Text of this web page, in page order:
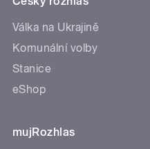
Válka na Ukrajině
Komunální volby
Stanice
eShop
mujRozhlas